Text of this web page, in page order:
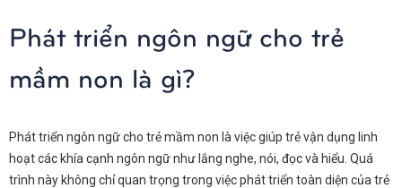
Phát triển ngôn ngữ cho trẻ
mầm non là gì?
Phát triển ngôn ngữ cho trẻ mầm non là việc giúp trẻ vận dụng linh
hoạt các khía cạnh ngôn ngữ như lắng nghe, nói, đọc và hiểu. Quá
trình này không chỉ quan trọng trong việc phát triển toàn diện của trẻ